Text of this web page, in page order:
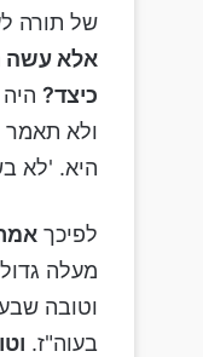
של תורה
אלא עשה
כיצד?
ולא
היא. 'לא
לפיכך
מעלה
וטובה
בעוה"ז.